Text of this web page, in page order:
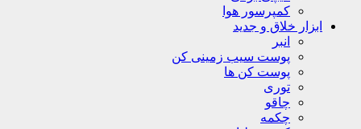
کمپرسور هوا
ابزار خلاق و جدید
انبر
پوست سیب زمینی کن
پوست کن ها
توری
چاقو
چکمه